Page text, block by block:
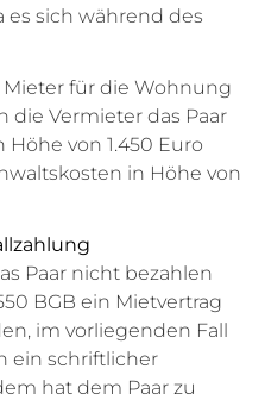
sich während des
für die Wohnung
Vermieter das Paar
von 1.450 Euro
in Höhe von
Paar nicht bezahlen
BGB ein Mietvertrag
im vorliegenden Fall
ein schriftlicher
hat dem Paar zu